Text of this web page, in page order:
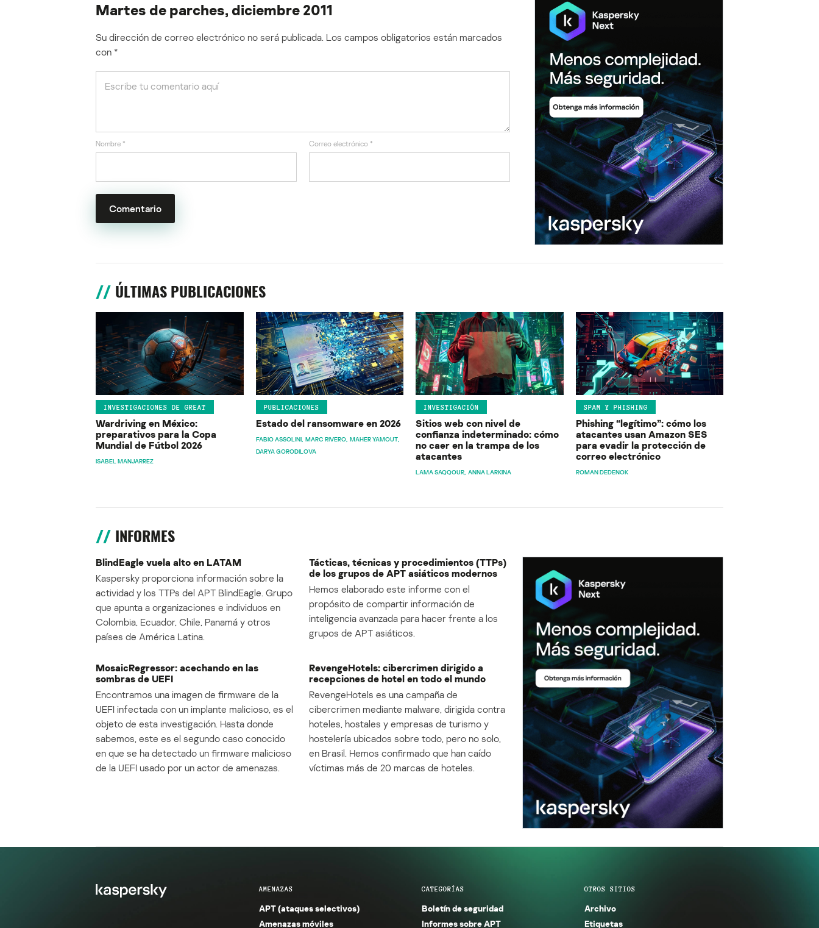
Martes de parches, diciembre 2011
Su dirección de correo electrónico no será publicada. Los campos obligatorios están marcados
con *
Nombre * Correo electrónico *
ÚLTIMAS PUBLICACIONES
INVESTIGACIONES DE GREAT
Wardriving en México:
preparativos para la Copa
Mundial de Fútbol 2026
ISABEL MANJARREZ
PUBLICACIONES
Estado del ransomware en 2026
FABIO ASSOLINI MARC RIVERO MAHER YAMOUT
DARYA GORODILOVA
INVESTIGACIÓN
Sitios web con nivel de
confianza indeterminado: cómo
no caer en la trampa de los
atacantes
LAMA SAQQOUR ANNA LARKINA
SPAM Y PHISHING
Phishing “legítimo”: cómo los
atacantes usan Amazon SES
para evadir la protección de
correo electrónico
ROMAN DEDENOK
INFORMES
BlindEagle vuela alto en LATAM
Kaspersky proporciona información sobre la
actividad y los TTPs del APT BlindEagle. Grupo
que apunta a organizaciones e individuos en
Colombia, Ecuador, Chile, Panamá y otros
países de América Latina.
Tácticas, técnicas y procedimientos (TTPs)
de los grupos de APT asiáticos modernos
Hemos elaborado este informe con el
propósito de compartir información de
inteligencia avanzada para hacer frente a los
grupos de APT asiáticos.
MosaicRegressor: acechando en las
sombras de UEFI
Encontramos una imagen de firmware de la
UEFI infectada con un implante malicioso, es el
objeto de esta investigación. Hasta donde
sabemos, este es el segundo caso conocido
en que se ha detectado un firmware malicioso
de la UEFI usado por un actor de amenazas.
RevengeHotels: cibercrimen dirigido a
recepciones de hotel en todo el mundo
RevengeHotels es una campaña de
cibercrimen mediante malware, dirigida contra
hoteles, hostales y empresas de turismo y
hostelería ubicados sobre todo, pero no solo,
en Brasil. Hemos confirmado que han caído
víctimas más de 20 marcas de hoteles.
AMENAZAS
APT (ataques selectivos)
Amenazas móviles
CATEGORÍAS
Boletín de seguridad
Informes sobre APT
OTROS SITIOS
Archivo
Etiquetas